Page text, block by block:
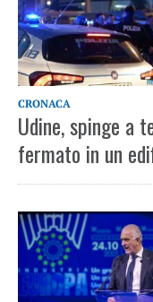
CRONACA
Udine, spinge a
fermato in un